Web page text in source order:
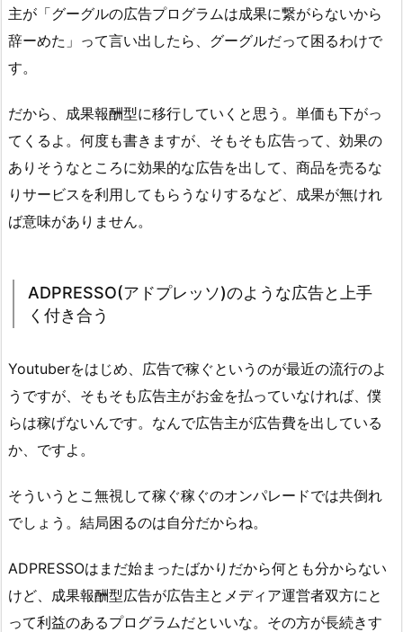
主が「グーグルの広告プログラムは成果に繋がらないから
辞ーめた」って言い出したら、グーグルだって困るわけで
す。
だから、成果報酬型に移行していくと思う。単価も下がっ
てくるよ。何度も書きますが、そもそも広告って、効果の
ありそうなところに効果的な広告を出して、商品を売るな
りサービスを利用してもらうなりするなど、成果が無けれ
ば意味がありません。
ADPRESSO(アドプレッソ)のような広告と上手
く付き合う
Youtuberをはじめ、広告で稼ぐというのが最近の流行のよ
うですが、そもそも広告主がお金を払っていなければ、僕
らは稼げないんです。なんで広告主が広告費を出している
か、ですよ。
そういうとこ無視して稼ぐ稼ぐのオンパレードでは共倒れ
でしょう。結局困るのは自分だからね。
ADPRESSOはまだ始まったばかりだから何とも分からない
けど、成果報酬型広告が広告主とメディア運営者双方にと
って利益のあるプログラムだといいな。その方が長続きす